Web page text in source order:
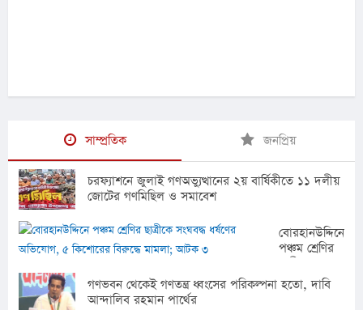
সাম্প্রতিক জনপ্রিয়
চরফ্যাশনে জুলাই গণঅভ্যুত্থানের ২য় বার্ষিকীতে ১১ দলীয়
জোটের গণমিছিল ও সমাবেশ
বোরহানউদ্দিনে
পঞ্চম শ্রেণির
সংঘবদ্ধ
ধর্ষণের
গণভবন থেকেই গণতন্ত্র ধ্বংসের পরিকল্পনা হতো, দাবি
আন্দালিব রহমান পার্থের